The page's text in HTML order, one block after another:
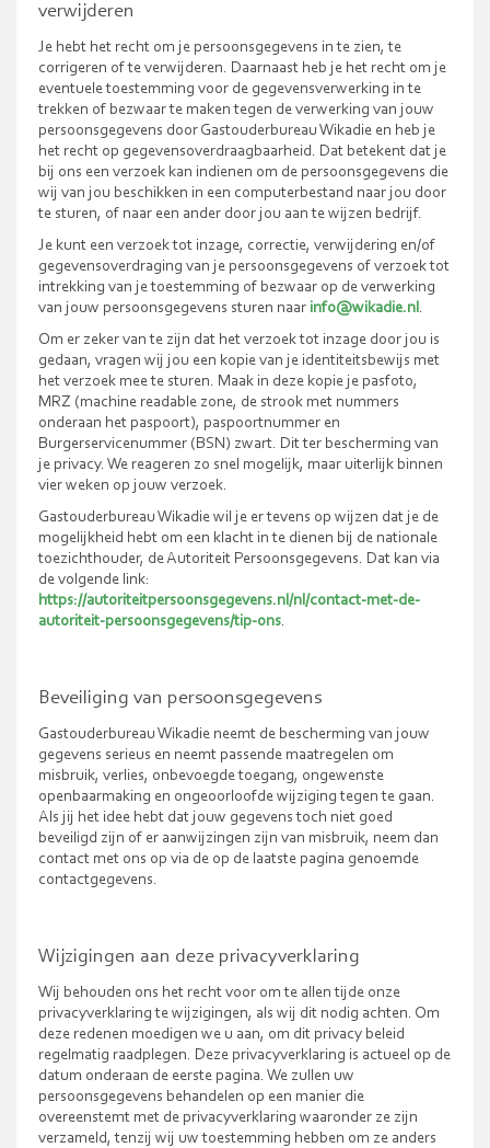
verwijderen
Je hebt het recht om je persoonsgegevens in te zien, te
corrigeren of te verwijderen. Daarnaast heb je het recht om je
eventuele toestemming voor de gegevensverwerking in te
trekken of bezwaar te maken tegen de verwerking van jouw
persoonsgegevens door Gastouderbureau Wikadie en heb je
het recht op gegevensoverdraagbaarheid. Dat betekent dat je
bij ons een verzoek kan indienen om de persoonsgegevens die
wij van jou beschikken in een computerbestand naar jou door
te sturen, of naar een ander door jou aan te wijzen bedrijf.
Je kunt een verzoek tot inzage, correctie, verwijdering en/of
gegevensoverdraging van je persoonsgegevens of verzoek tot
intrekking van je toestemming of bezwaar op de verwerking
van jouw persoonsgegevens sturen naar info@wikadie.nl .
Om er zeker van te zijn dat het verzoek tot inzage door jou is
gedaan, vragen wij jou een kopie van je identiteitsbewijs met
het verzoek mee te sturen. Maak in deze kopie je pasfoto,
MRZ (machine readable zone, de strook met nummers
onderaan het paspoort), paspoortnummer en
Burgerservicenummer (BSN) zwart. Dit ter bescherming van
je privacy. We reageren zo snel mogelijk, maar uiterlijk binnen
vier weken op jouw verzoek.
Gastouderbureau Wikadie wil je er tevens op wijzen dat je de
mogelijkheid hebt om een klacht in te dienen bij de nationale
toezichthouder, de Autoriteit Persoonsgegevens. Dat kan via
de volgende link:
https://autoriteitpersoonsgegevens.nl/nl/contact-met-de-
autoriteit-persoonsgegevens/tip-ons.
Beveiliging van persoonsgegevens
Gastouderbureau Wikadie neemt de bescherming van jouw
gegevens serieus en neemt passende maatregelen om
misbruik, verlies, onbevoegde toegang, ongewenste
openbaarmaking en ongeoorloofde wijziging tegen te gaan.
Als jij het idee hebt dat jouw gegevens toch niet goed
beveiligd zijn of er aanwijzingen zijn van misbruik, neem dan
contact met ons op via de op de laatste pagina genoemde
contactgegevens.
Wijzigingen aan deze privacyverklaring
Wij behouden ons het recht voor om te allen tijde onze
privacyverklaring te wijzigingen, als wij dit nodig achten. Om
deze redenen moedigen we u aan, om dit privacy beleid
regelmatig raadplegen. Deze privacyverklaring is actueel op de
datum onderaan de eerste pagina. We zullen uw
persoonsgegevens behandelen op een manier die
overeenstemt met de privacyverklaring waaronder ze zijn
verzameld, tenzij wij uw toestemming hebben om ze anders